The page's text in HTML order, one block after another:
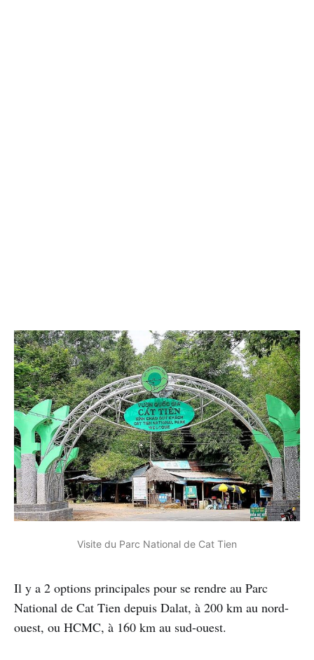
Visite du Parc National de Cat Tien
Il y a 2 options principales pour se rendre au Parc
National de Cat Tien depuis Dalat, à 200 km au nord-
ouest, ou HCMC, à 160 km au sud-ouest.